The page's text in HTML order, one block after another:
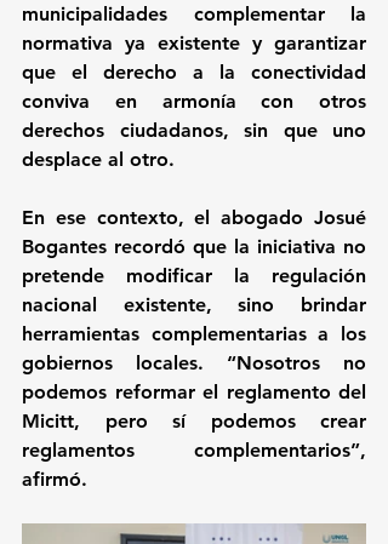
municipalidades complementar la
normativa ya existente y garantizar
que el derecho a la conectividad
conviva en armonía con otros
derechos ciudadanos, sin que uno
desplace al otro.
En ese contexto, el abogado Josué
Bogantes recordó que la iniciativa no
pretende modificar la regulación
nacional existente, sino brindar
herramientas complementarias a los
gobiernos locales. “Nosotros no
podemos reformar el reglamento del
Micitt, pero sí podemos crear
reglamentos complementarios”,
afirmó.